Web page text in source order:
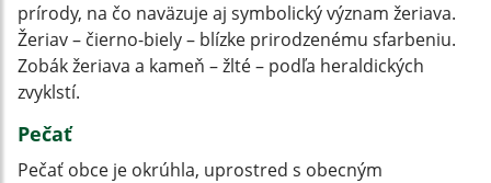
prírody, na čo naväzuje aj symbolický význam žeriava.
Žeriav – čierno-biely – blízke prirodzenému sfarbeniu.
Zobák žeriava a kameň – žlté – podľa heraldických
zvyklstí.
Pečať
Pečať obce je okrúhla, uprostred s obecným